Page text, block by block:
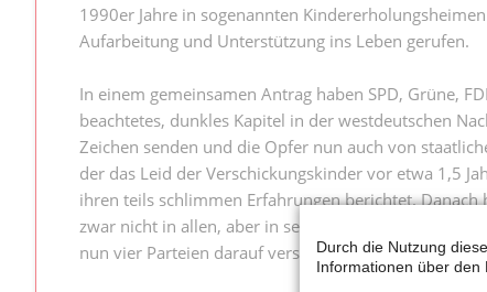
1990er Jahre in sogenannten
Aufarbeitung und Unterstützung ins Leben gerufen.
In einem gemeinsamen Antrag haben SPD, Grüne,
beachtetes, dunkles Kapitel in der westdeutschen
Zeichen senden und die Opfer nun auch von
der das Leid der Verschickungskinder vor etwa 1,5
ihren teils schlimmen Erfahrungen berichtet.
zwar nicht in allen, aber in sehr vielen
nun vier Parteien darauf verständigt, gemeinsam
Durch die Nutzung
Informationen über den